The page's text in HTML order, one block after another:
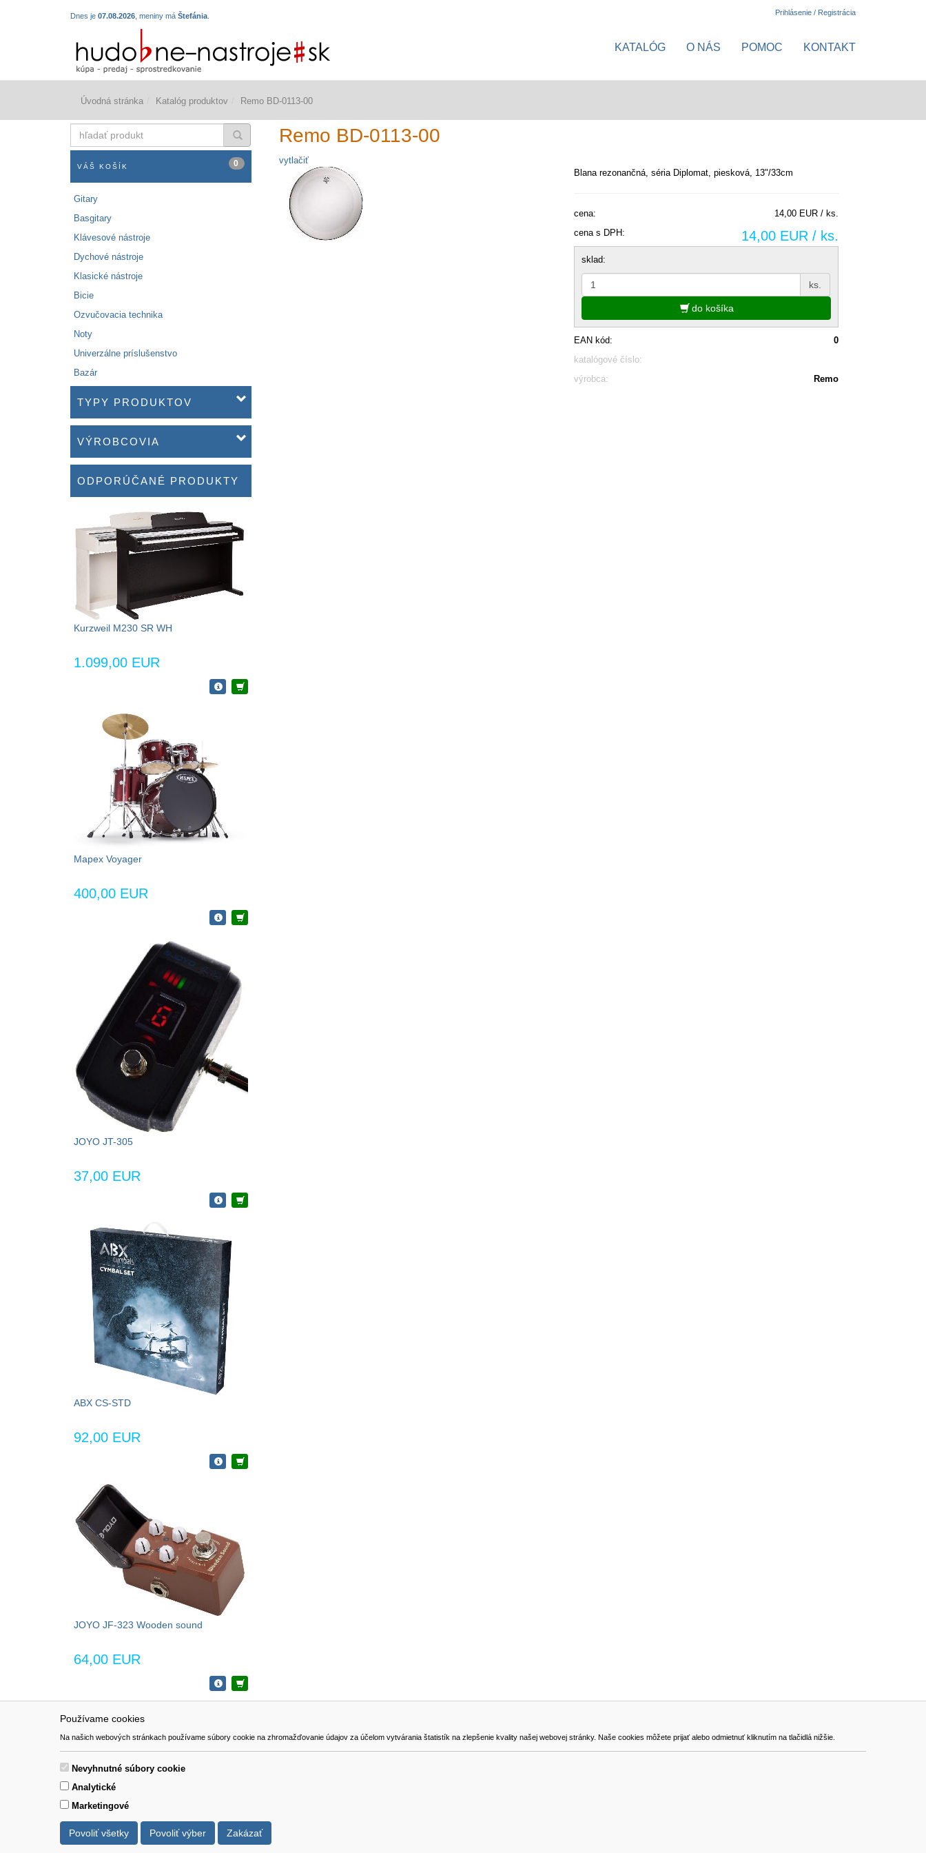
Používame cookies
Na našich webových stránkach používame súbory cookie na zhromažďovanie údajov za účelom vytvárania štatistík na zlepšenie kvality našej webovej stránky. Naše cookies môžete prijať alebo odmietnuť kliknutím na tlačidlá nižšie.
Nevyhnutné súbory cookie
Analytické
Marketingové
Povoliť všetky Povoliť výber Zakázať
Dnes je 07.08.2026 , meniny má Štefánia Prihlásenie / Registrácia
KATALÓG O NÁS POMOC KONTAKT
Úvodná stránka Katalóg produktov Remo BD-0113-00
produkt
VÁŠ KOŠÍK 0
Gitary
Basgitary
Klávesové nástroje
Dychové nástroje
Klasické nástroje
Bicie
Ozvučovacia technika
Noty
Univerzálne príslušenstvo
Bazár
TYPY PRODUKTOV
VÝROBCOVIA
ODPORÚČANÉ PRODUKTY
Kurzweil M230 SR WH
1.099,00 EUR
Mapex Voyager
400,00 EUR
JOYO JT-305
37,00 EUR
ABX CS-STD
92,00 EUR
JOYO JF-323 Wooden sound
64,00 EUR
Remo BD-0113-00
vytlačiť
Blana rezonančná, séria Diplomat, piesková, 13"/33cm
cena:
14,00 EUR / ks.
cena s DPH:
14,00 EUR / ks.
sklad:
ks.
do košíka
EAN kód:
0
katalógové číslo:
výrobca:
Remo
Pomoc
Kontakt